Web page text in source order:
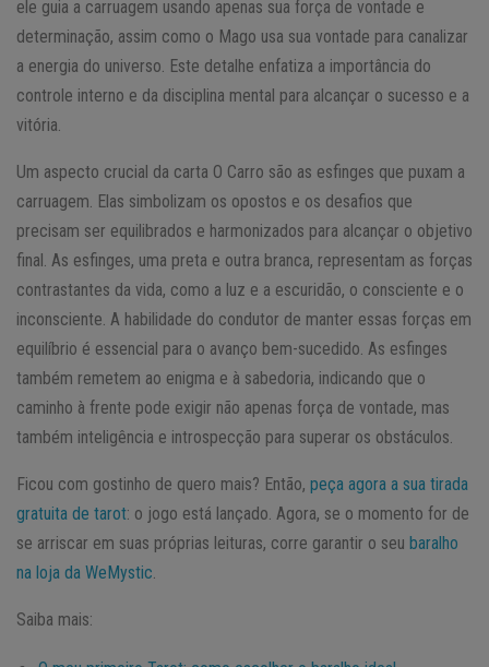
ele guia a carruagem usando apenas sua força de vontade e
determinação, assim como o Mago usa sua vontade para canalizar
a energia do universo. Este detalhe enfatiza a importância do
controle interno e da disciplina mental para alcançar o sucesso e a
vitória.
Um aspecto crucial da carta O Carro são as esfinges que puxam a
carruagem. Elas simbolizam os opostos e os desafios que
precisam ser equilibrados e harmonizados para alcançar o objetivo
final. As esfinges, uma preta e outra branca, representam as forças
contrastantes da vida, como a luz e a escuridão, o consciente e o
inconsciente. A habilidade do condutor de manter essas forças em
equilíbrio é essencial para o avanço bem-sucedido. As esfinges
também remetem ao enigma e à sabedoria, indicando que o
caminho à frente pode exigir não apenas força de vontade, mas
também inteligência e introspecção para superar os obstáculos.
Ficou com gostinho de quero mais? Então, peça agora a sua tirada
gratuita de tarot: o jogo está lançado. Agora, se o momento for de
se arriscar em suas próprias leituras, corre garantir o seu baralho
na loja da WeMystic
Saiba mais: